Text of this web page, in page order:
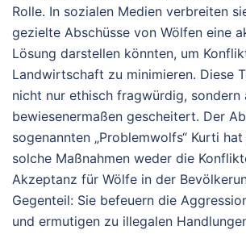
Rolle. In sozialen Medien verbreiten
gezielte Abschüsse von Wölfen eine
Lösung darstellen könnten, um
Landwirtschaft zu minimieren. Diese
nicht nur ethisch fragwürdig, sondern
bewiesenermaßen gescheitert. Der
sogenannten „Problemwolfs“ Kurti
solche Maßnahmen weder die
Akzeptanz für Wölfe in der
Gegenteil: Sie befeuern die
und ermutigen zu illegalen